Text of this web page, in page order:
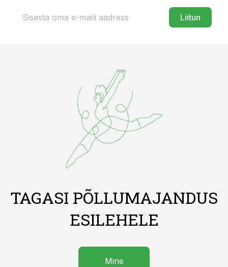
Liitun
TAGASI PÕLLUMAJANDUS
ESILEHELE
Mine